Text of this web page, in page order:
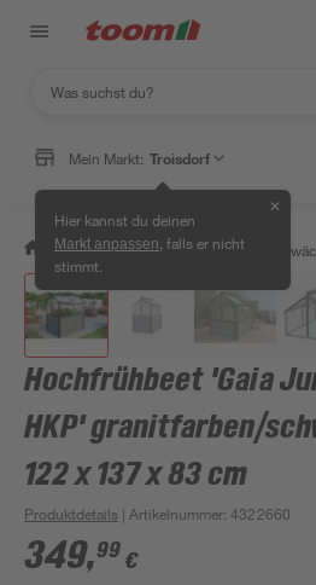
Mein Markt: Troisdorf
Hier kannst du deinen
Markt anpassen , falls er nicht
stimmt.
✕
/ Garten & Freizeit / Anzucht,
Hochfrühbeet 'Gaia
HKP' granitfarben/
122 x 137 x 83 cm
Produktdetails | Artikelnummer:4322660
349,99 €